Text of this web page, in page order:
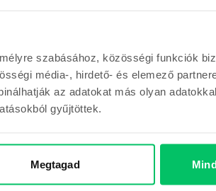
szabásához, közösségi funkciók
média-, hirdető- és elemező
az adatokat más olyan
gyűjtöttek.
Megtagad
elvitték az orrom elől így a kiválót
az akkuja 97%-os. Nagyon elégedett
Rejoy válasza